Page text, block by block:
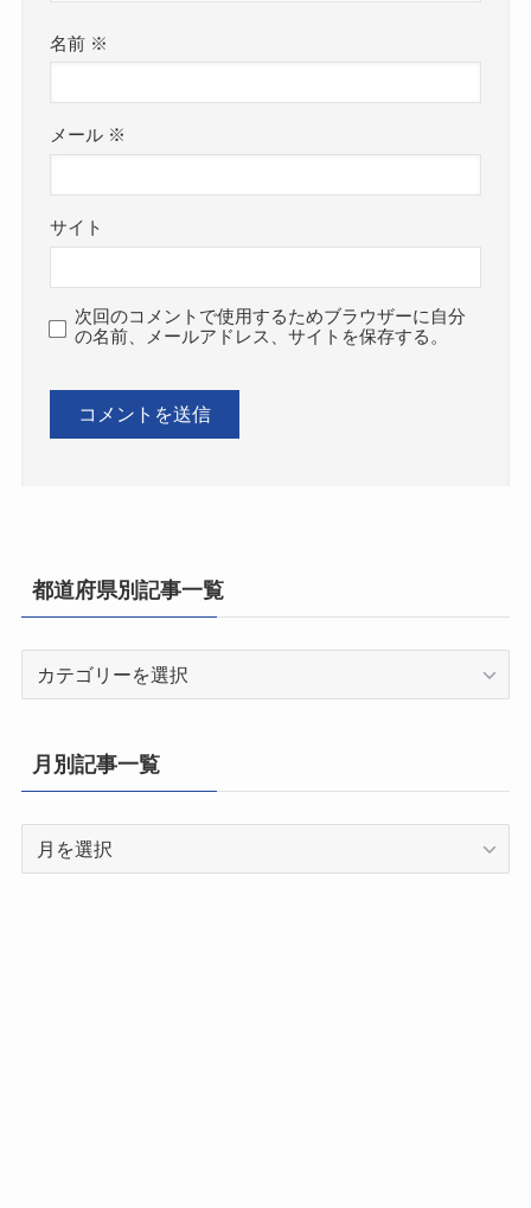
名前 ※
メール ※
サイト
次回のコメントで使用するためブラウザーに自分
の名前、メールアドレス、サイトを保存する。
都道府県別記事一覧
県
別
一
月別記事一覧